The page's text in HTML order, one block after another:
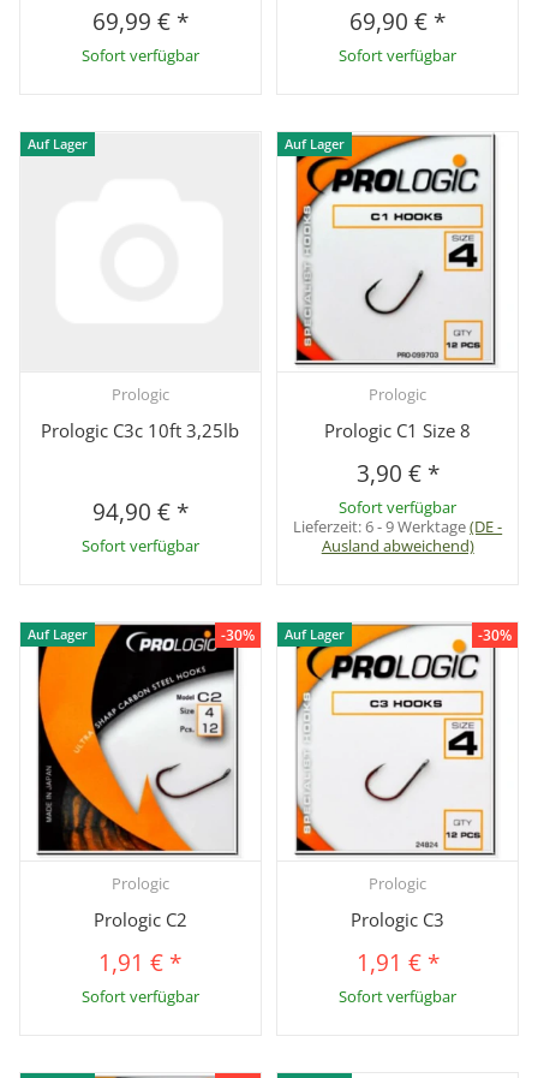
69,99 € *
Sofort verfügbar
69,90 € *
Sofort verfügbar
Auf Lager
Prologic
Prologic C3c 10ft 3,25lb
94,90 € *
Sofort verfügbar
Auf Lager
Prologic
Prologic C1 Size 8
3,90 € *
Sofort verfügbar
Lieferzeit:6 - 9 Werktage(DE -
Ausland abweichend)
Auf Lager -30%
Prologic
Prologic C2
1,91 € *
Sofort verfügbar
Auf Lager -30%
Prologic
Prologic C3
1,91 € *
Sofort verfügbar